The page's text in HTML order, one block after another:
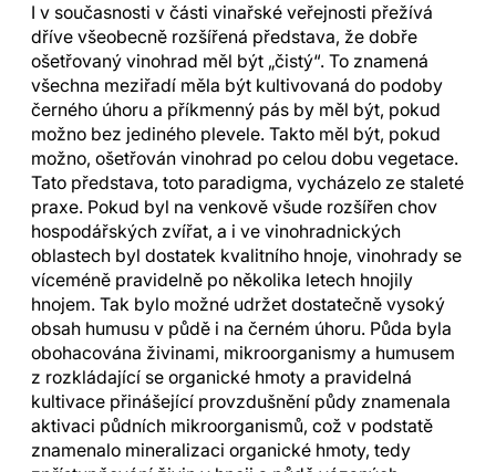
I v současnosti v části vinařské veřejnosti přežívá
dříve všeobecně rozšířená představa, že dobře
ošetřovaný vinohrad měl být „čistý“. To znamená
všechna meziřadí měla být kultivovaná do podoby
černého úhoru a příkmenný pás by měl být, pokud
možno bez jediného plevele. Takto měl být, pokud
možno, ošetřován vinohrad po celou dobu vegetace.
Tato představa, toto paradigma, vycházelo ze staleté
praxe. Pokud byl na venkově všude rozšířen chov
hospodářských zvířat, a i ve vinohradnických
oblastech byl dostatek kvalitního hnoje, vinohrady se
víceméně pravidelně po několika letech hnojily
hnojem. Tak bylo možné udržet dostatečně vysoký
obsah humusu v půdě i na černém úhoru. Půda byla
obohacována živinami, mikroorganismy a humusem
z rozkládající se organické hmoty a pravidelná
kultivace přinášející provzdušnění půdy znamenala
aktivaci půdních mikroorganismů, což v podstatě
znamenalo mineralizaci organické hmoty, tedy